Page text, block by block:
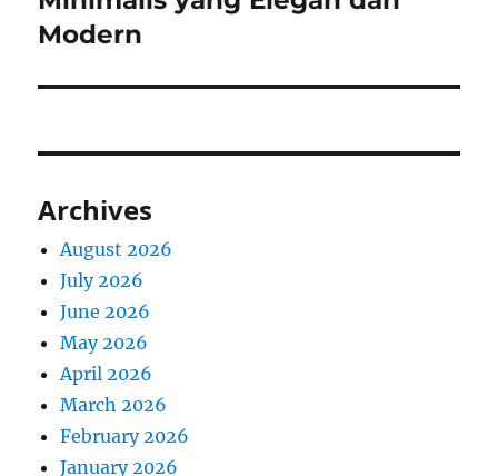
Modern
Archives
August 2026
July 2026
June 2026
May 2026
April 2026
March 2026
February 2026
January 2026